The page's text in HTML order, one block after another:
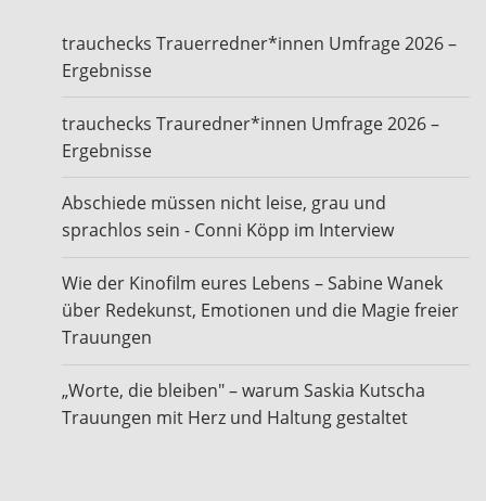
trauchecks Trauerredner*innen Umfrage 2026 –
Ergebnisse
trauchecks Trauredner*innen Umfrage 2026 –
Ergebnisse
Abschiede müssen nicht leise, grau und
sprachlos sein - Conni Köpp im Interview
Wie der Kinofilm eures Lebens – Sabine Wanek
über Redekunst, Emotionen und die Magie freier
Trauungen
„Worte, die bleiben" – warum Saskia Kutscha
Trauungen mit Herz und Haltung gestaltet